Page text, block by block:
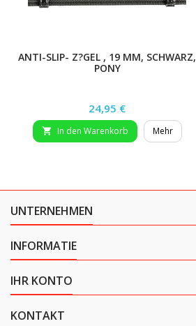
ANTI-SLIP- Z?GEL , 19 MM, SCHWARZ,
PONY
Preis
24,95 €
 In den Warenkorb Mehr
UNTERNEHMEN
INFORMATIE
IHR KONTO
KONTAKT